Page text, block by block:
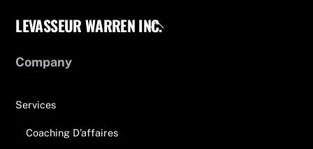
Back
LEVASSEUR WARREN INC.
Company
Services
Coaching D’affaires